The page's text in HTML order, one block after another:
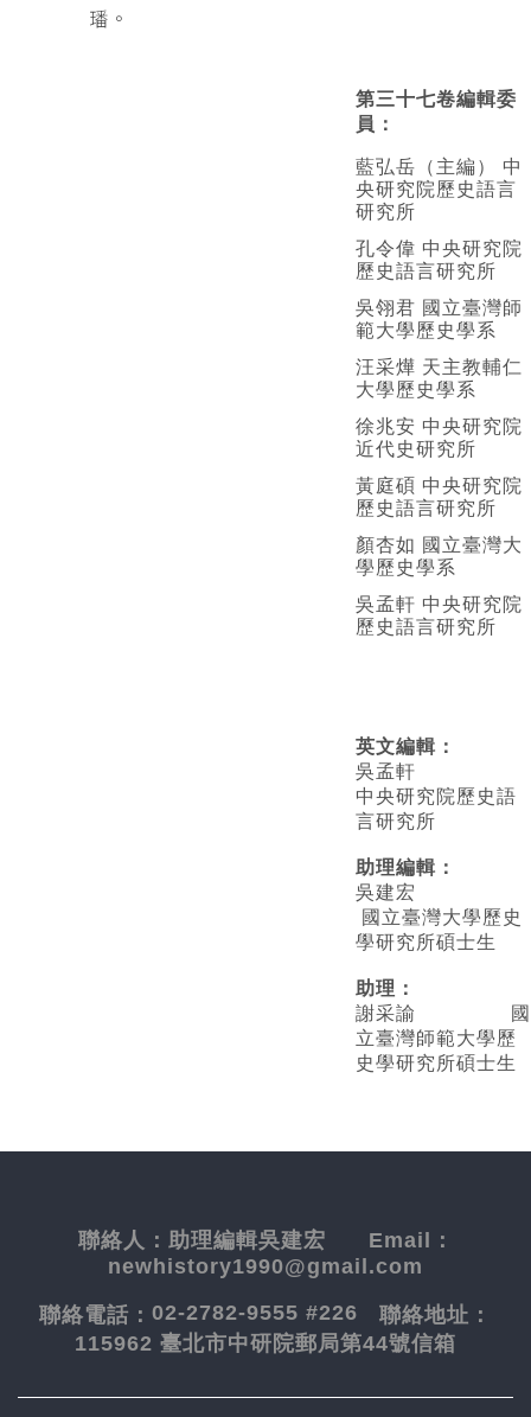
璠。
第三十七卷編輯委
員：
藍弘岳（主編） 中
央研究院歷史語言
研究所
孔令偉 中央研究院
歷史語言研究所
吳翎君 國立臺灣師
範大學歷史學系
汪采燁 天主教輔仁
大學歷史學系
徐兆安 中央研究院
近代史研究所
黃庭碩 中央研究院
歷史語言研究所
顏杏如 國立臺灣大
學歷史學系
吳孟軒 中央研究院
歷史語言研究所
英文編輯 ：
吳孟軒
中央研究院歷史語
言研究所
助理編輯：
吳建宏
國立臺灣大學歷史
學研究所碩士生
助理：
謝采諭
國
立臺灣師範大學歷
史學研究所碩士生
聯絡人： 助理編輯吳建宏 Email：
newhistory1990@gmail.com
聯絡電話： 02-2782-9555 #226 聯絡地址：
115962 臺北市中研院郵局第44號信箱